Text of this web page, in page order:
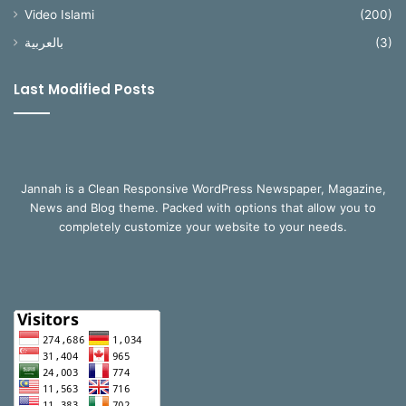
Video Islami
(200)
بالعربية
(3)
Last Modified Posts
Jannah is a Clean Responsive WordPress Newspaper, Magazine,
News and Blog theme. Packed with options that allow you to
completely customize your website to your needs.